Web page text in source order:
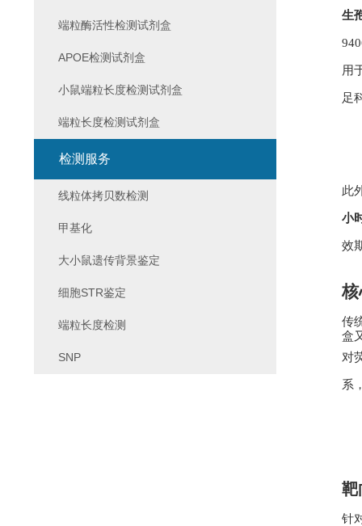
生
用
足
此
小
效
核
传
盒
对
系
靶
针
端粒酶活性检测试剂盒
APOE检测试剂盒
小鼠端粒长度检测试剂盒
端粒长度检测试剂盒
检测服务
线粒体拷贝数检测
甲基化
大小鼠遗传背景鉴定
细胞STR鉴定
端粒长度检测
SNP